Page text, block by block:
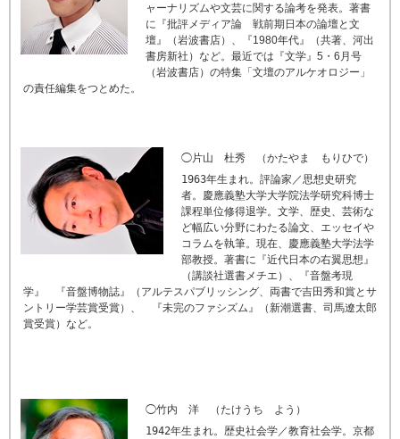
ャーナリズムや文芸に関する論考を発表。著書
に『批評メディア論 戦前期日本の論壇と文
壇』（岩波書店）、『1980年代』（共著、河出
書房新社）など。最近では『文学』5・6月号
（岩波書店）の特集「文壇のアルケオロジー」
の責任編集をつとめた。
◯片山 杜秀 （かたやま もりひで）
1963年生まれ。評論家／思想史研究
者。慶應義塾大学大学院法学研究科博士
課程単位修得退学。文学、歴史、芸術な
ど幅広い分野にわたる論文、エッセイや
コラムを執筆。現在、慶應義塾大学法学
部教授。著書に『近代日本の右翼思想』
（講談社選書メチエ）、『音盤考現
学』 『音盤博物誌』（アルテスパブリッシング、両書で吉田秀和賞とサ
ントリー学芸賞受賞）、 『未完のファシズム』（新潮選書、司馬遼太郎
賞受賞）など。
◯竹内 洋 （たけうち よう）
1942年生まれ。歴史社会学／教育社会学。京都